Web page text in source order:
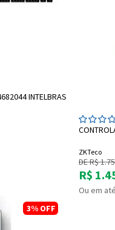
INTELBRAS
ZKTeco
DE R$
R$
Ou em
3% OFF